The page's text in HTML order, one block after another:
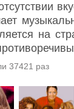
на
37421 раз